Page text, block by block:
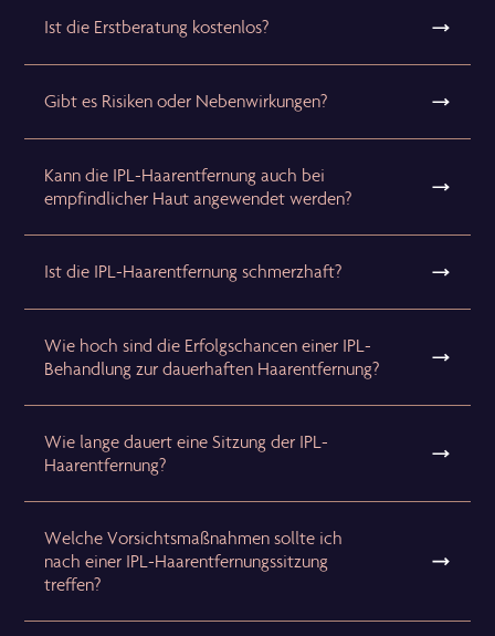
Ist die Erstberatung kostenlos?
Gibt es Risiken oder Nebenwirkungen?
Kann die IPL-Haarentfernung auch bei
empfindlicher Haut angewendet werden?
Ist die IPL-Haarentfernung schmerzhaft?
Wie hoch sind die Erfolgschancen einer IPL-
Behandlung zur dauerhaften Haarentfernung?
Wie lange dauert eine Sitzung der IPL-
Haarentfernung?
Welche Vorsichtsmaßnahmen sollte ich
nach einer IPL-Haarentfernungssitzung
treffen?